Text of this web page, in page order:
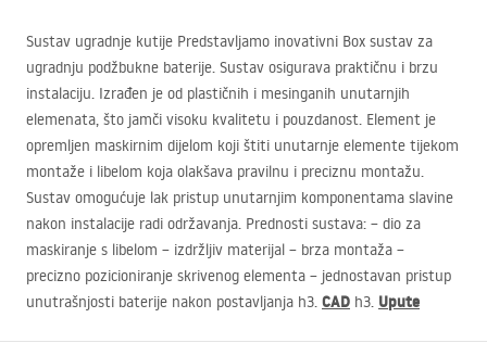
Sustav ugradnje kutije Predstavljamo inovativni Box sustav za
ugradnju podžbukne baterije. Sustav osigurava praktičnu i brzu
instalaciju. Izrađen je od plastičnih i mesinganih unutarnjih
elemenata, što jamči visoku kvalitetu i pouzdanost. Element je
opremljen maskirnim dijelom koji štiti unutarnje elemente tijekom
montaže i libelom koja olakšava pravilnu i preciznu montažu.
Sustav omogućuje lak pristup unutarnjim komponentama slavine
nakon instalacije radi održavanja. Prednosti sustava: – dio za
maskiranje s libelom – izdržljiv materijal – brza montaža –
precizno pozicioniranje skrivenog elementa – jednostavan pristup
unutrašnjosti baterije nakon postavljanja h3. CAD h3. Upute